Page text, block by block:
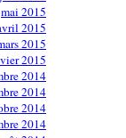
mai 2015
2015
2015
2015
2014
2014
2014
2014